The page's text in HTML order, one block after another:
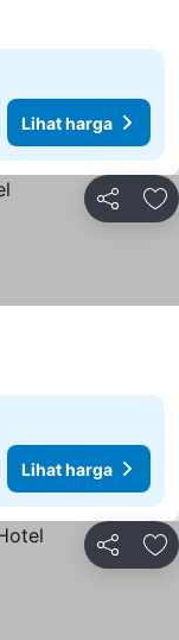
Lihat harga
Kongsi
Lihat harga
Kongsi